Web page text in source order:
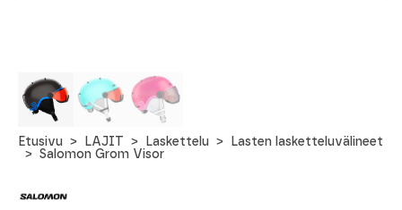
Etusivu LAJIT Laskettelu
Lasten lasketteluvälineet
Salomon Grom Visor